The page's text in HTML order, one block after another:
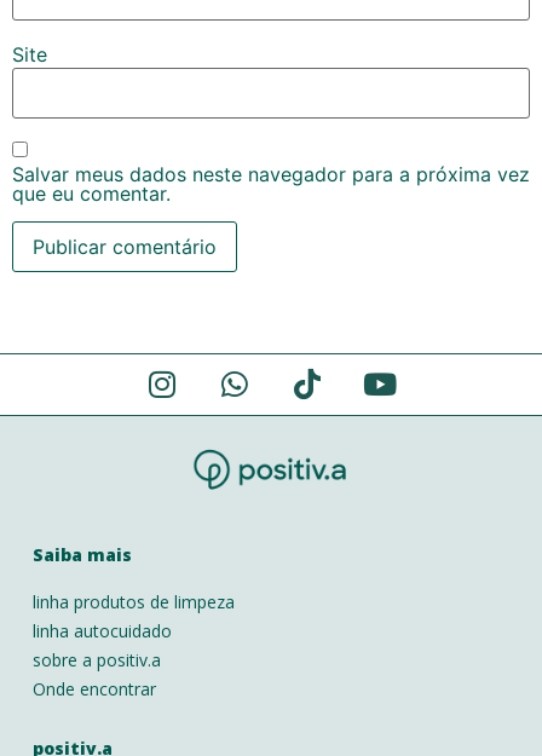
Site
Salvar meus dados neste navegador para a próxima vez
que eu comentar.
Alternative:
Saiba mais
linha produtos de limpeza
linha autocuidado
sobre a positiv.a
Onde encontrar
positiv.a